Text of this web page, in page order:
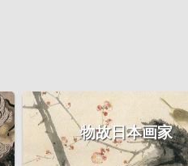
物故日本画家